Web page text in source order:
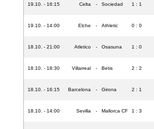
19.10. - 16:15 Celta - Sociedad 1 : 1
19.10. - 14:00 Elche - Athletic 0 : 0
18.10. - 21:00 Atletico - Osasuna 1 : 0
18.10. - 18:30 Villarreal - Betis 2 : 2
18.10. - 16:15 Barcelona - Girona 2 : 1
18.10. - 14:00 Sevilla - Mallorca CF 1 : 3